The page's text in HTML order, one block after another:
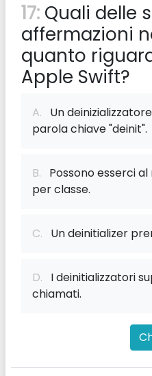
17: Quali delle
affermazioni
quanto
Apple Swift?
A. Un
parola chiave "deinit".
B. Possono esserci
per classe.
C. Un deinitializer
D. I deinitializzatori
chiamati.